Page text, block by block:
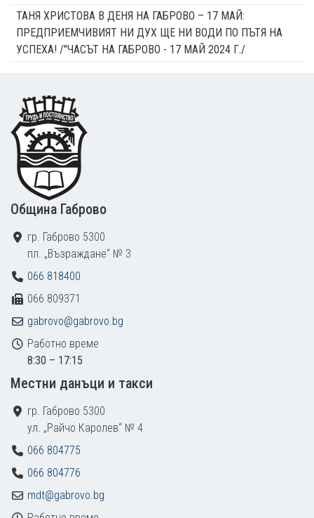
ТАНЯ ХРИСТОВА В ДЕНЯ НА ГАБРОВО – 17 МАЙ:
ПРЕДПРИЕМЧИВИЯТ НИ ДУХ ЩЕ НИ ВОДИ ПО ПЪТЯ НА
УСПЕХА! /"ЧАСЪТ НА ГАБРОВО - 17 МАЙ 2024 Г./
Footer
Община Габрово
гр. Габрово 5300
пл. „Възраждане“ № 3
066 818400
066 809371
gabrovo@gabrovo.bg
Работно време
8:30 – 17:15
Местни данъци и такси
гр. Габрово 5300
ул. „Райчо Каролев“ № 4
066 804775
066 804776
mdt@gabrovo.bg